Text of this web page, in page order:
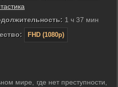
1 ч 37 мин
FHD (1080p)
мире, где нет преступности,